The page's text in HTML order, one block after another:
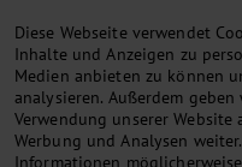
Diese Webseite verwendet
Inhalte und Anzeigen zu
Medien anbieten zu können
analysieren. Außerdem
Verwendung unserer
Werbung und Analysen
Informationen